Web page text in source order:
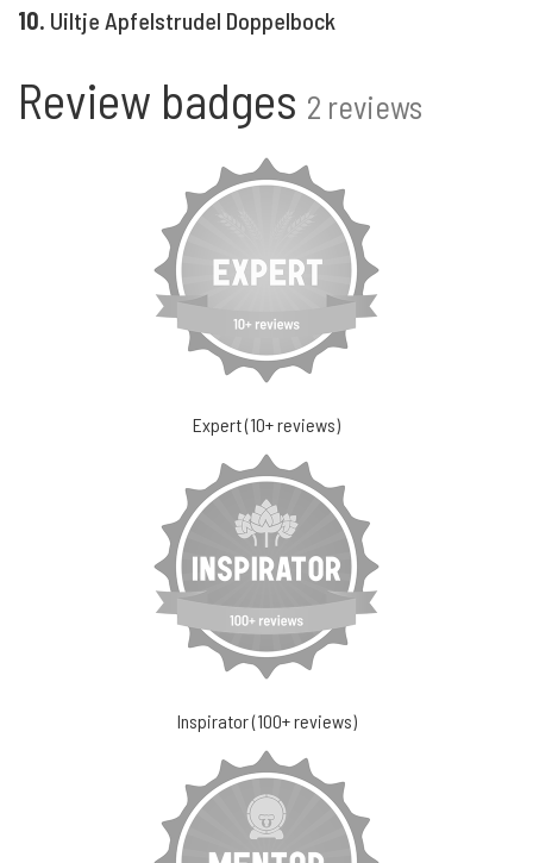
10. Uiltje Apfelstrudel Doppelbock
Review badges 2 reviews
Expert (10+ reviews)
Inspirator (100+ reviews)